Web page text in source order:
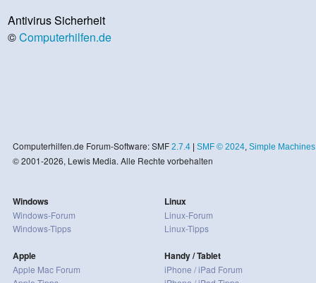
Antivirus Sicherheit
©Computerhilfen.de
Computerhilfen.de Forum-Software: SMF 2.7.4| SMF © 2024, Simple Machines
© 2001-2026, Lewis Media. Alle Rechte vorbehalten
Windows
Windows-Forum
Windows-Tipps
Apple
Apple Mac Forum
Linux
Linux-Forum
Linux-Tipps
Handy / Tablet
iPhone / iPad Forum